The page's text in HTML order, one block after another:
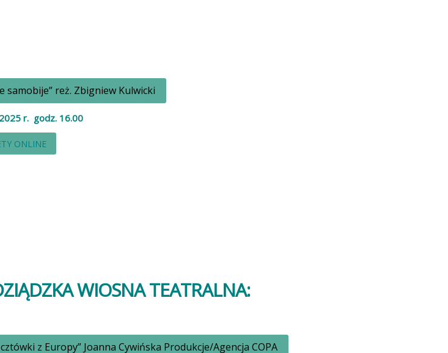
samobije” reż. Zbigniew Kulwicki
r. godz. 16.00
ONLINE
WIOSNA TEATRALNA:
z Europy” Joanna Cywińska Produkcje/Agencja COPA